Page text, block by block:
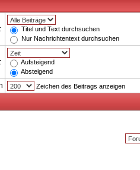
Titel und Text durchsuchen
Nur Nachrichtentext durchsuchen
Aufsteigend
Absteigend
Zeichen des Beitrags anzeigen